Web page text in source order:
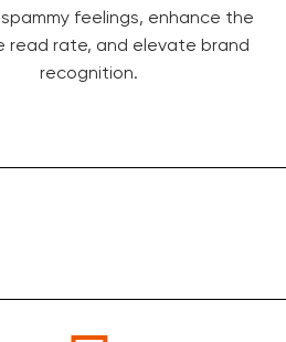
spammy feelings, enhance the
read rate, and elevate brand
recognition.